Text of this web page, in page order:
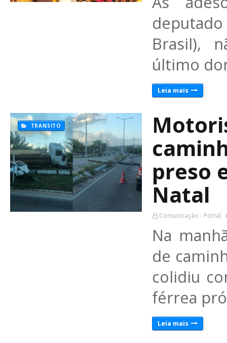
Brasil),
último
Leia mais
TRANSITO
preso
Natal
Comunicação - Portal
Na
de
colidiu
férrea
Leia mais